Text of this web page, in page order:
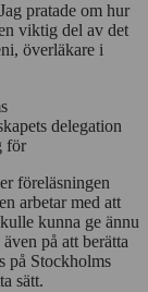
privilegiet att
pratade om hur
viktig del av det
överläkare i
delegation
föreläsningen
arbetar med att
kunna ge ännu
på att berätta
Stockholms